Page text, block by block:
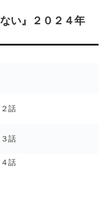
い』２０２４年
話
話
話